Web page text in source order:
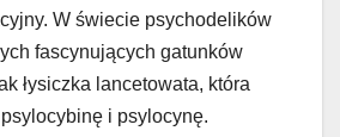
W świecie psychodelików
fascynujących gatunków
łysiczka lancetowata, która
i psylocynę.